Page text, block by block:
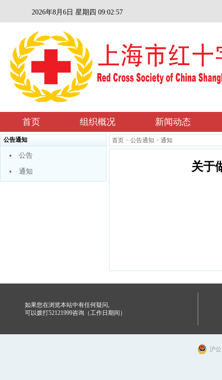
2026年8月6日 星期四 09:02:57
首页 组织概况 新闻动态
公告通知
公告
通知
首页 > 公告通知 > 通知
关于
如果您在浏览本站中有任何疑问,
可以拨打52121999咨询（工作日期间）
沪公